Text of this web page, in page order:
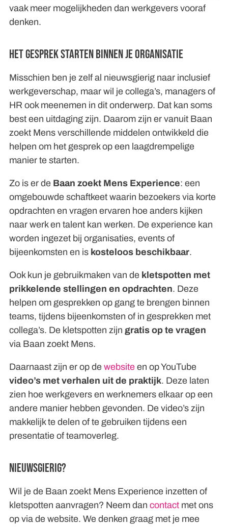
vaak meer mogelijkheden dan werkgevers vooraf
denken.
Het gesprek starten binnen je organisatie
Misschien ben je zelf al nieuwsgierig naar inclusief
werkgeverschap, maar wil je collega’s, managers of
HR ook meenemen in dit onderwerp. Dat kan soms
best een uitdaging zijn. Daarom zijn er vanuit Baan
zoekt Mens verschillende middelen ontwikkeld die
helpen om het gesprek op een laagdrempelige
manier te starten.
Zo is er de Baan zoekt Mens Experience: een
omgebouwde schaftkeet waarin bezoekers via korte
opdrachten en vragen ervaren hoe anders kijken
naar werk en talent kan werken. De experience kan
worden ingezet bij organisaties, events of
bijeenkomsten en is kosteloos beschikbaar.
Ook kun je gebruikmaken van de kletspotten met
prikkelende stellingen en opdrachten. Deze
helpen om gesprekken op gang te brengen binnen
teams, tijdens bijeenkomsten of in gesprekken met
collega’s. De kletspotten zijn gratis op te vragen
via Baan zoekt Mens.
Daarnaast zijn er op de website en op YouTube
video’s met verhalen uit de praktijk. Deze laten
zien hoe werkgevers en werknemers elkaar op een
andere manier hebben gevonden. De video’s zijn
makkelijk te delen of te gebruiken tijdens een
presentatie of teamoverleg.
Nieuwsgierig?
Wil je de Baan zoekt Mens Experience inzetten of
kletspotten aanvragen? Neem dan contact met ons
op via de website. We denken graag met je mee